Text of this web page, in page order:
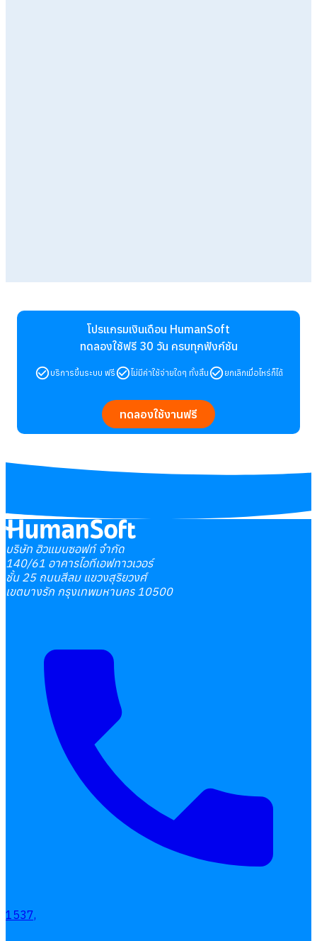
โปรแกรมเงินเดือน HumanSoft
ทดลองใช้ฟรี 30 วัน ครบทุกฟังก์ชัน
บริการขึ้นระบบ ฟรี ไม่มีค่าใช้จ่ายใดๆ ทั้งสิ้น ยกเลิกเมื่อไหร่ก็ได้
ทดลองใช้งานฟรี
บริษัท ฮิวแมนซอฟท์ จำกัด
140/61 อาคารไอทีเอฟทาวเวอร์
ชั้น 25 ถนนสีลม แขวงสุริยวงศ์
เขตบางรัก กรุงเทพมหานคร 10500
1537,